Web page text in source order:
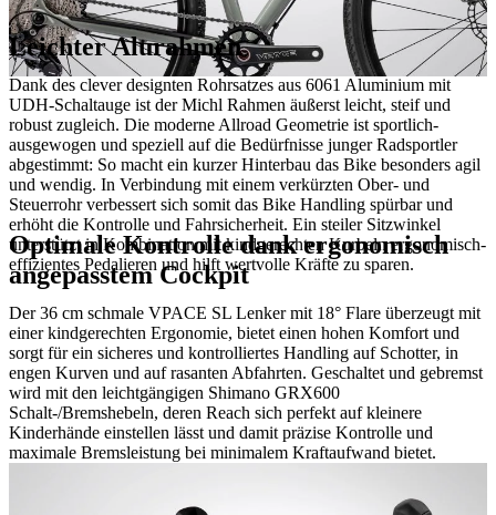
Leichter Alurahmen
Dank des clever designten Rohrsatzes aus 6061 Aluminium mit
UDH-Schaltauge ist der Michl Rahmen äußerst leicht, steif und
robust zugleich. Die moderne Allroad Geometrie ist sportlich-
ausgewogen und speziell auf die Bedürfnisse junger Radsportler
abgestimmt: So macht ein kurzer Hinterbau das Bike besonders agil
und wendig. In Verbindung mit einem verkürzten Ober- und
Steuerrohr verbessert sich somit das Bike Handling spürbar und
erhöht die Kontrolle und Fahrsicherheit. Ein steiler Sitzwinkel
unterstützt in Kombination mit kindgerechten Kurbeln ergonomisch-
effizientes Pedalieren und hilft wertvolle Kräfte zu sparen.
Optimale Kontrolle dank ergonomisch
angepasstem Cockpit
Der 36 cm schmale VPACE SL Lenker mit 18° Flare überzeugt mit
einer kindgerechten Ergonomie, bietet einen hohen Komfort und
sorgt für ein sicheres und kontrolliertes Handling auf Schotter, in
engen Kurven und auf rasanten Abfahrten. Geschaltet und gebremst
wird mit den leichtgängigen Shimano GRX600
Schalt-/Bremshebeln, deren Reach sich perfekt auf kleinere
Kinderhände einstellen lässt und damit präzise Kontrolle und
maximale Bremsleistung bei minimalem Kraftaufwand bietet.